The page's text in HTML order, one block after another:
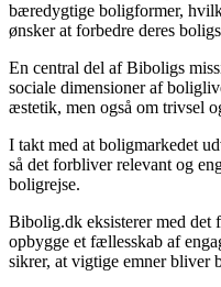
bæredygtige boligformer,
ønsker at forbedre deres
En central del af Biboligs
sociale dimensioner af
æstetik, men også om trivsel
I takt med at boligmarkedet
så det forbliver relevant og
boligrejse.
Bibolig.dk eksisterer med det
opbygge et fællesskab af
sikrer, at vigtige emner bliver